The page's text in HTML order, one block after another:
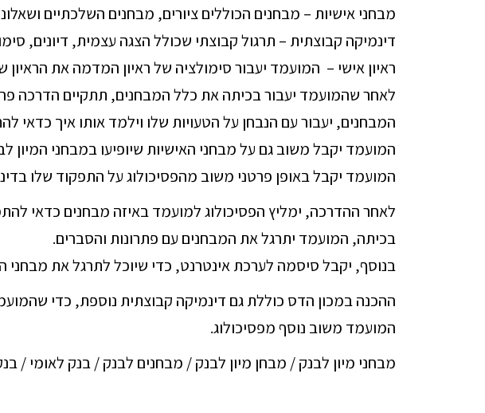
מבחני אישיות – מבחנים הכוללים ציורים, מבחנים השלכתיים
דינמיקה קבוצתית – תרגול קבוצתי שכולל הצגה עצמית, דיונים,
ראיון אישי – המועמד יעבור סימולציה של ראיון המדמה את הראיון
לאחר שהמועמד יעבור בכיתה את כלל המבחנים, תתקיים הדרכה
המבחנים, יעבור עם הנבחן על הטעויות שלו וילמד אותו איך כדאי
המועמד יקבל משוב גם על מבחני האישיות שיופיעו במבחני המיון
המועמד יקבל באופן פרטני משוב מהפסיכולוג על התפקוד שלו
לאחר ההדרכה, ימליץ הפסיכולוג למועמד באיזה מבחנים כדאי
בכיתה, המועמד יתרגל את המבחנים עם פתרונות והסברים.
בנוסף, יקבל סיסמה לערכת אינטרנט, כדי שיוכל לתרגל את מבחני
ההכנה במכון הדס כוללת גם דינמיקה קבוצתית נוספת, כדי
המועמד משוב נוסף מפסיכולוג.
מבחני מיון לבנק / מבחן מיון לבנק / מבחנים לבנק / בנק לאומי /